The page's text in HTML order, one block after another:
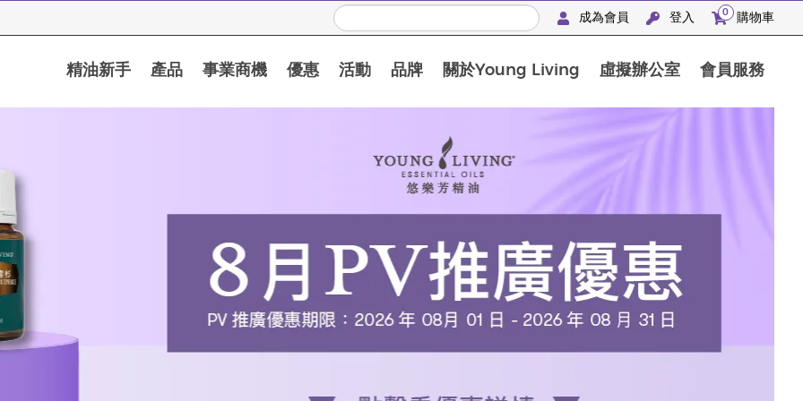
成為會員 登入 0 購物車
精油新手 產品 事業商機 優惠 活動 品牌 關於Young Living 虛擬辦公室 會員服務